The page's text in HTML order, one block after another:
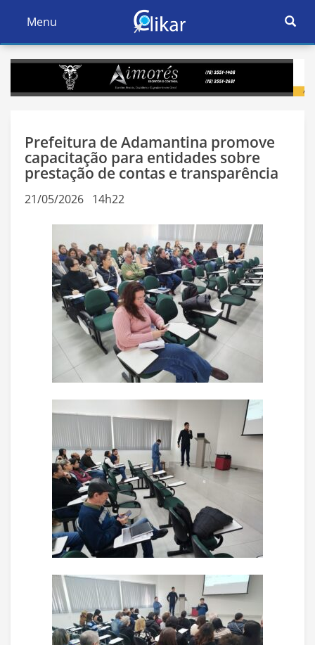
Ativar
Navegação
Menu
Ativar
Prefeitura de Adamantina promove
capacitação para entidades sobre
prestação de contas e transparência
21/05/2026 14h22